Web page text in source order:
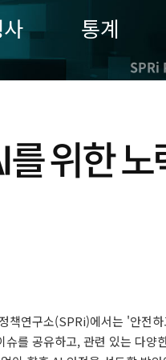
통계
SPRi
위한 노